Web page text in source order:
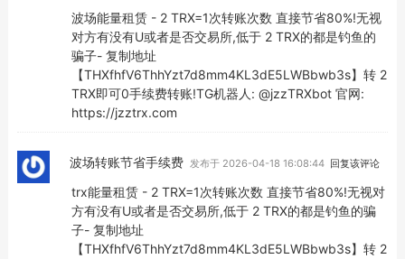
波场能量租赁 - 2 TRX=1次转账次数 直接节省80%!无视
对方有没有U或者是否交易所,低于 2 TRX的都是钓鱼的
骗子- 复制地址
【THXfhfV6ThhYzt7d8mm4KL3dE5LWBbwb3s】转 2
TRX即可0手续费转账!TG机器人: @jzzTRXbot 官网:
https://jzztrx.com
波场转账节省手续费 发布于 2026-04-18 16:08:44 回复该评论
trx能量租赁 - 2 TRX=1次转账次数 直接节省80%!无视对
方有没有U或者是否交易所,低于 2 TRX的都是钓鱼的骗
子- 复制地址
【THXfhfV6ThhYzt7d8mm4KL3dE5LWBbwb3s】转 2